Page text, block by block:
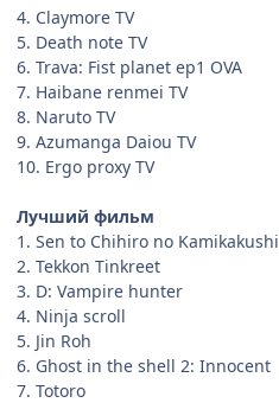
4. Claymore TV
5. Death note TV
6. Trava: Fist planet ep1 OVA
7. Haibane renmei TV
8. Naruto TV
9. Azumanga Daiou TV
10. Ergo proxy TV
Лучший фильм
1. Sen to Chihiro no Kamikakushi
2. Tekkon Tinkreet
3. D: Vampire hunter
4. Ninja scroll
5. Jin Roh
6. Ghost in the shell 2: Innocent
7. Totoro